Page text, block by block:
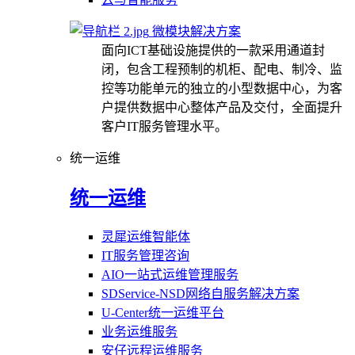
微模块解决方案
面向ICT基础设施提供的一款采用通道封
闭，包含工程预制的机柜、配电、制冷、监
控等功能单元的独立的小型数据中心，为客
户提供数据中心整体产品及交付，全面提升
客户IT服务管理水平。
统一运维
统一运维
灵犀运维智能体
IT服务管理咨询
AIO一站式运维管理服务
SDService-NSD网络自服务解决方案
U-Center统一运维平台
业务运维服务
安仔远程运维服务